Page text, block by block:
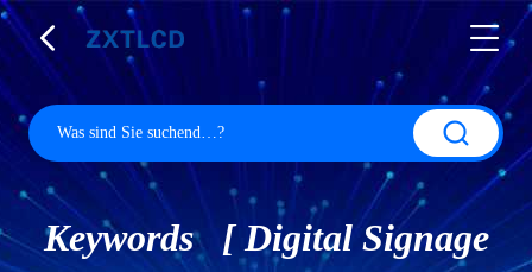
Keywords [ Digital Signage